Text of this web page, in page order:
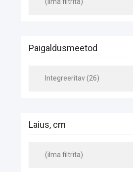
Paigaldusmeetod
Integreeritav (26)
Laius, cm
(ilma filtrita)